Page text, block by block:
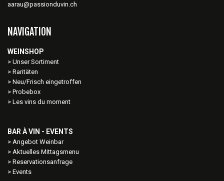
aarau@passionduvin.ch
NAVIGATION
WEINSHOP
Unser Sortiment
Raritäten
Neu/Frisch eingetroffen
Probebox
Les vins du moment
BAR À VIN - EVENTS
Angebot Weinbar
Aktuelles Mittagsmenu
Reservationsanfrage
Events